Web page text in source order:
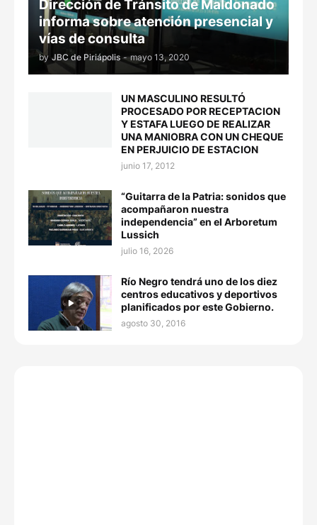
Dirección de Tránsito de Maldonado
informa sobre atención presencial y
vías de consulta
by JBC de Piriápolis - mayo 13, 2020
UN MASCULINO RESULTÓ
PROCESADO POR RECEPTACION
Y ESTAFA LUEGO DE REALIZAR
UNA MANIOBRA CON UN CHEQUE
EN PERJUICIO DE ESTACION
junio 17, 2012
“Guitarra de la Patria: sonidos que
acompañaron nuestra
independencia” en el Arboretum
Lussich
julio 16, 2026
Río Negro tendrá uno de los diez
centros educativos y deportivos
planificados por este Gobierno.
agosto 30, 2016